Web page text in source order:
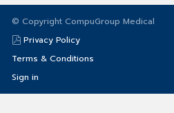
© Copyright CompuGroup Medical
Privacy Policy
Terms & Conditions
Sign in